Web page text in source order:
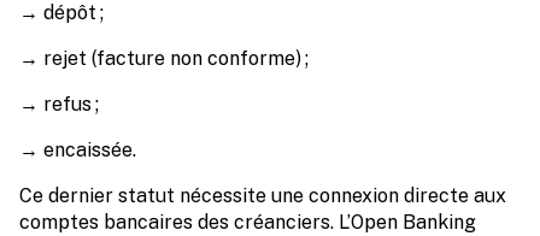
→ dépôt ;
→ rejet (facture non conforme) ;
→ refus ;
→ encaissée.
Ce dernier statut nécessite une connexion directe aux
comptes bancaires des créanciers. L’Open Banking